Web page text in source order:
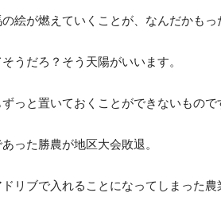
絵が燃えていくことが、なんだかもっ
うだろ？そう天陽がいいます。
っと置いておくことができないもので
った勝農が地区大会敗退。
リブで入れることになってしまった農